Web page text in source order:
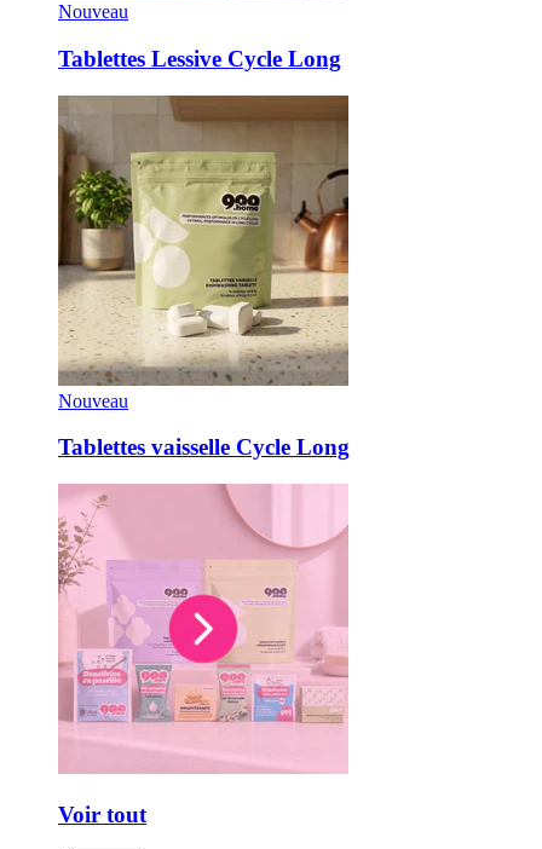
Nouveau
Tablettes Lessive Cycle Long
Nouveau
Tablettes vaisselle Cycle Long
Voir tout